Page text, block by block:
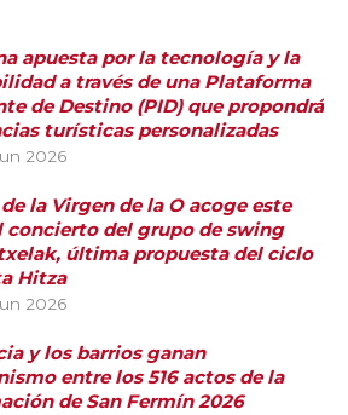
apuesta por la tecnología y la
a través de una Plataforma
de Destino (PID) que propondrá
turísticas personalizadas
2026
la Virgen de la O acoge este
concierto del grupo de swing
última propuesta del ciclo
Hitza
2026
y los barrios ganan
entre los 516 actos de la
de San Fermín 2026